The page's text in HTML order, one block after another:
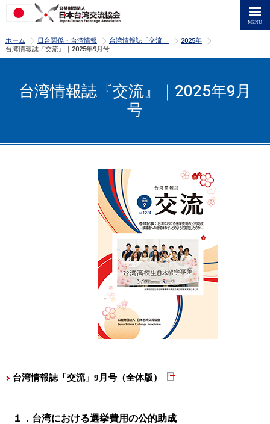
ホーム >
日台関係・台湾情報 >
台湾情報誌「交流」 >
2025年
台湾情報誌『交流』｜2025年9月号
台湾情報誌『交流』｜2025年9月
号
台湾情報誌「交流」9月号（全体版）
１．台湾における選挙費用の公的助成